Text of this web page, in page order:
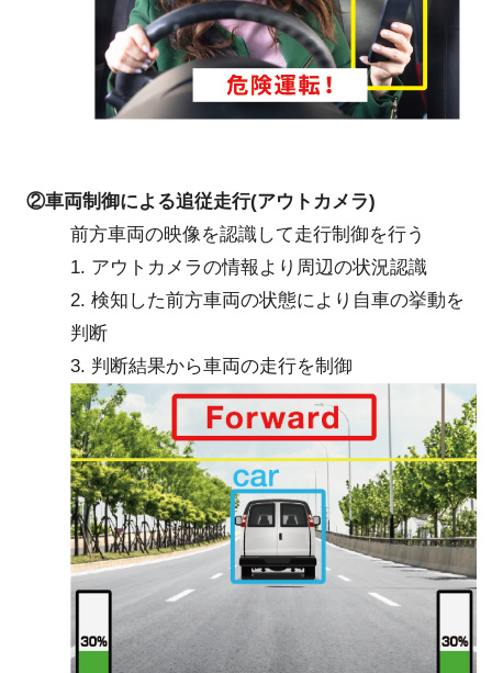
②車両制御による追従走行(アウトカメラ)
前方車両の映像を認識して走行制御を行う
1. アウトカメラの情報より周辺の状況認識
2. 検知した前方車両の状態により自車の挙動を
判断
3. 判断結果から車両の走行を制御